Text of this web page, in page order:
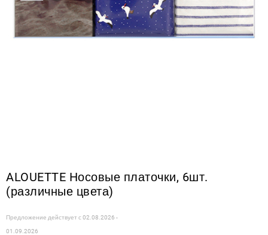
ALOUETTE Hосовые платочки, 6шт.
(различные цвета)
Предложение действует с02.08.2026 -
01.09.2026